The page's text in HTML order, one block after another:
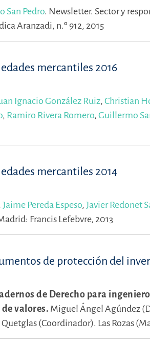
San Pedro. Newsletter. Sector y
Aranzadi, n.º 912, 2015
mercantiles 2016
Ignacio González Ruiz, Christian
, Ramiro Rivera Romero, Guillermo
mercantiles 2014
Jaime Pereda Espeso, Javier Redonet
Francis Lefebvre, 2013
de protección del
de Derecho para
valores. Miguel Ángel Agúndez
Quetglas (Coordinador). Las Rozas